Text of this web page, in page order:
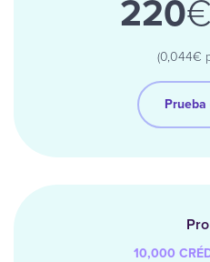
220
(0,044€
10,000